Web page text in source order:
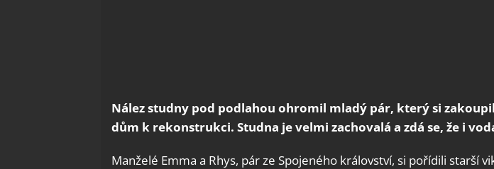
Nález studny pod podlahou ohromil mladý pár, který si
dům k rekonstrukci. Studna je velmi zachovalá a zdá se, že i
Manželé Emma a Rhys, pár ze Spojeného království, si pořídili starší